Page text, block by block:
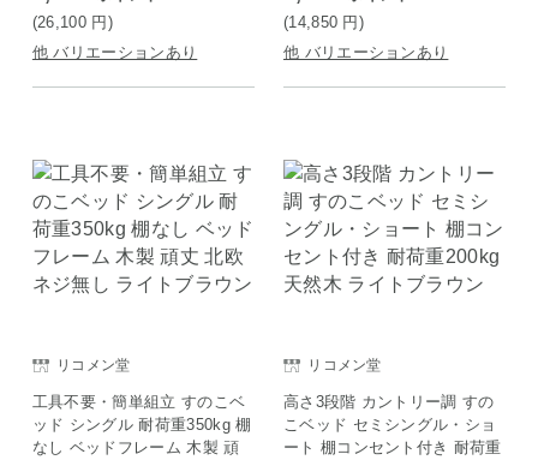
(26,100 円 )
他 バリエーションあり
(14,850 円 )
他 バリエーションあり
リコメン堂
工具不要・簡単組立 すのこベ
ッド シングル 耐荷重350kg 棚
なし ベッドフレーム 木製 頑
リコメン堂
高さ3段階 カントリー調 すの
こベッド セミシングル・ショ
ート 棚コンセント付き 耐荷重